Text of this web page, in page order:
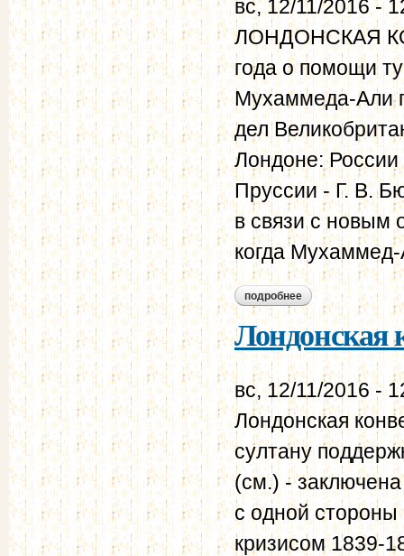
вс, 12/11/2016 -
ЛОНДОНСКАЯ
года о помощи
Мухаммеда-Али
дел
Лондоне:
Пруссии - Г. В.
в связи с новым
когда
подробнее о лондонская
Лондонская
вс, 12/11/2016 -
Лондонская
султану
(см.) -
с одной стороны
кризисом 1839-